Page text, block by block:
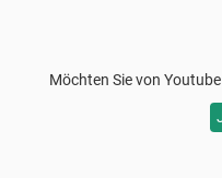
Möchten Sie vonYoutube